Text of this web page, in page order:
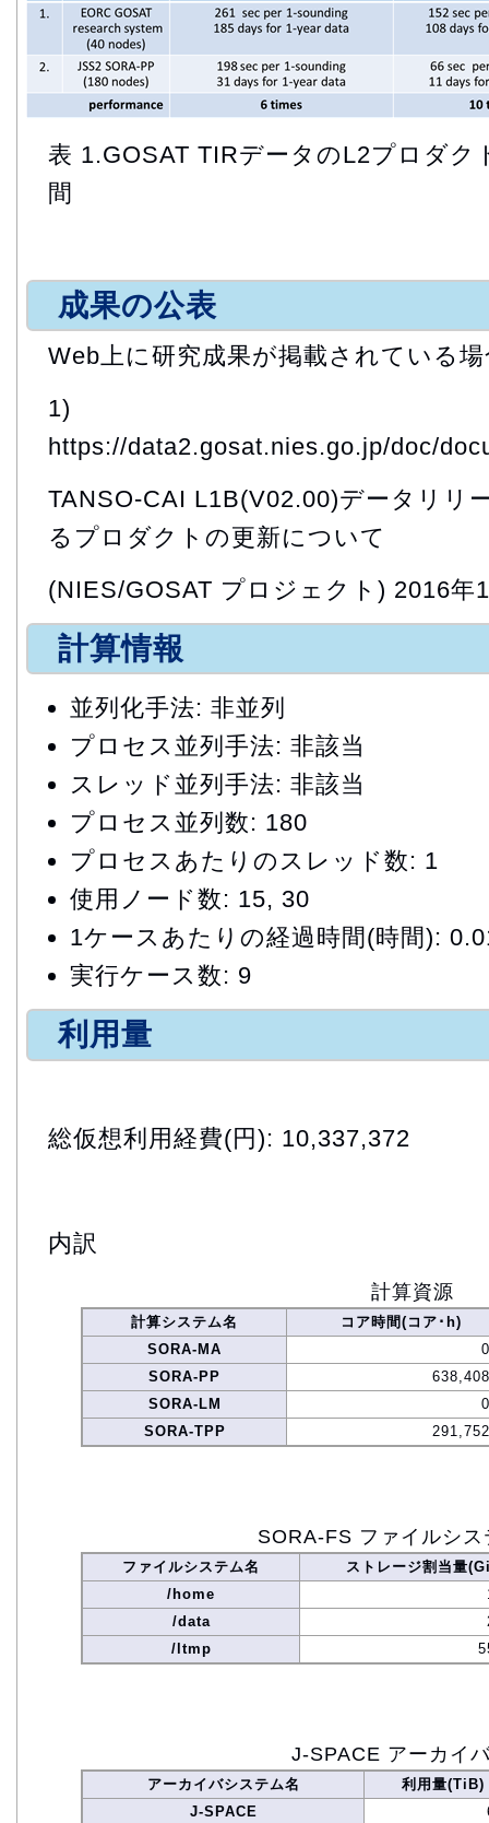
表 1.GOSAT TIRデータのL2プロダク
間
成果の公表
Web上に研究成果が掲載されている
1)
https://data2.gosat.nies.go.jp/doc/
TANSO-CAI L1B(V02.00)データリリ
るプロダクトの更新について
(NIES/GOSAT プロジェクト) 2016年
計算情報
並列化手法: 非並列
プロセス並列手法: 非該当
スレッド並列手法: 非該当
プロセス並列数: 180
プロセスあたりのスレッド数: 1
使用ノード数: 15, 30
1ケースあたりの経過時間(時間):
実行ケース数: 9
利用量
総仮想利用経費(円): 10,337,372
内訳
計算資源
計算システム名
コア時間(コア･h)
SORA-MA
SORA-PP
SORA-LM
SORA-TPP
SORA-FS ファイルシス
ファイルシステム名
ストレージ割当量
/home
/data
/ltmp
J-SPACE アーカイ
アーカイバシステム名
利用量(TiB)
J-SPACE